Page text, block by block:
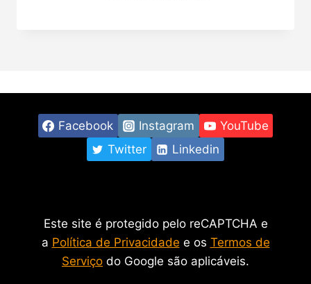
Facebook Instagram
YouTube
Twitter
Linkedin
Este site é protegido pelo reCAPTCHA e
a Política de Privacidade e os Termos de
Serviço do Google são aplicáveis.